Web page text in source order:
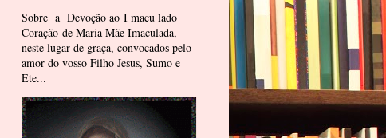
Sobre a Devoção ao I macu lado
Coração de Maria Mãe Imaculada,
neste lugar de graça, convocados pelo
amor do vosso Filho Jesus, Sumo e
Ete...